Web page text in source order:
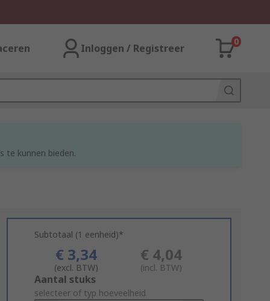
Inloggen / Registreer
0
te kunnen bieden.
Subtotaal (1 eenheid)*
€ 3,34
(excl. BTW)
€ 4,04
(incl. BTW)
Add
to
Aantal stuks
selecteer of typ hoeveelheid